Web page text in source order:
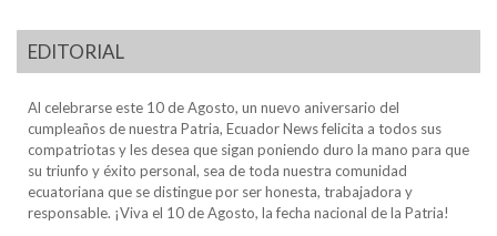
EDITORIAL
Al celebrarse este 10 de Agosto, un nuevo aniversario del
cumpleaños de nuestra Patria, Ecuador News felicita a todos sus
compatriotas y les desea que sigan poniendo duro la mano para que
su triunfo y éxito personal, sea de toda nuestra comunidad
ecuatoriana que se distingue por ser honesta, trabajadora y
responsable. ¡Viva el 10 de Agosto, la fecha nacional de la Patria!